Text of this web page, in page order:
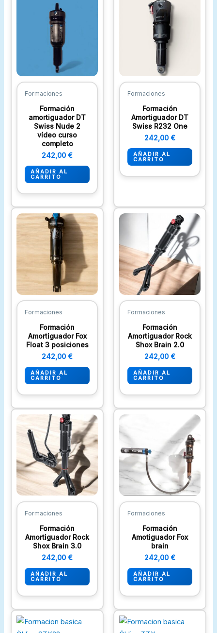
Formaciones
Formación
amortiguador DT
Swiss Nude 2
vídeo curso
completo
242,00€
AÑADIR AL
CARRITO
Formaciones
Formación
Amortiguador DT
Swiss R232 One
242,00 €
AÑADIR AL
CARRITO
Formaciones
Formación
Amortiguador Fox
Float 3 posiciones
242,00€
AÑADIR AL
CARRITO
Formaciones
Formación
Amortiguador Rock
Shox Brain 2.0
242,00 €
AÑADIR AL
CARRITO
Formaciones
Formación
Amortiguador Rock
Shox Brain 3.0
242,00€
AÑADIR AL
CARRITO
Formaciones
Formación
Amotiguador Fox
brain
242,00 €
AÑADIR AL
CARRITO